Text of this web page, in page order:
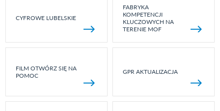
CYFROWE LUBELSKIE
FABRYKA
KOMPETENCJI
KLUCZOWYCH NA
TERENIE MOF
FILM OTWÓRZ SIĘ NA
POMOC
GPR AKTUALIZACJA